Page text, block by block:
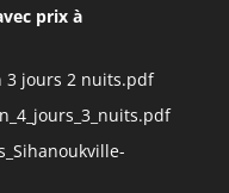
prix à
3 jours 2 nuits.pdf